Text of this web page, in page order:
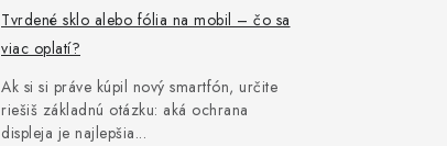
Tvrdené sklo alebo fólia na mobil – čo sa
viac oplatí?
Ak si si práve kúpil nový smartfón, určite
riešiš základnú otázku: aká ochrana
displeja je najlepšia...